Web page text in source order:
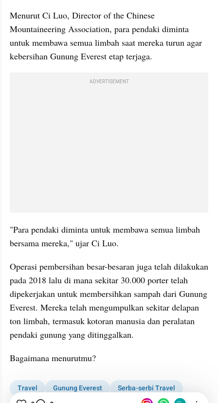
Menurut Ci Luo, Director of the Chinese
Mountaineering Association, para pendaki diminta
untuk membawa semua limbah saat mereka turun agar
kebersihan Gunung Everest etap terjaga.
ADVERTISEMENT
"Para pendaki diminta untuk membawa semua limbah
bersama mereka," ujar Ci Luo.
Operasi pembersihan besar-besaran juga telah dilakukan
pada 2018 lalu di mana sekitar 30.000 porter telah
dipekerjakan untuk membersihkan sampah dari Gunung
Everest. Mereka telah mengumpulkan sekitar delapan
ton limbah, termasuk kotoran manusia dan peralatan
pendaki gunung yang ditinggalkan.
Bagaimana menurutmu?
Travel Gunung Everest
Serba-serbi Travel